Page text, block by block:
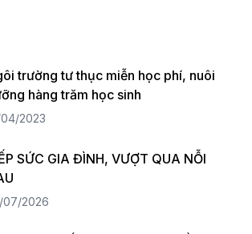
trường tư thục miễn học phí, nuôi
hàng trăm học sinh
2023
SỨC GIA ĐÌNH, VƯỢT QUA NỖI
07/2026